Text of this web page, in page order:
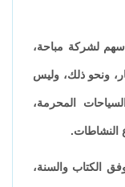
لشركة مباحة،
ونحو ذلك، وليس
المحرمة،
النشاطات.
الكتاب والسنة،